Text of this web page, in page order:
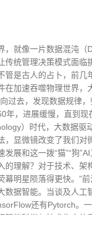
智能技术 21
智能 21
维度 22
图 26
术体系 31
构 31
技术 34
39
像一片数据混沌（
传统管理决策模式面
管是古人的占卜，前
在加速吞噬物理世界
过去，发现数据规律
年，进展缓慢，直到现
）时代，大数据驱动
，显微镜改变了我们
发展和这一拨“猫”“狗
的理解？对于技术、
幕明星陨落得更快。”
数据智能。当谈及人
还有Pytorch。
科学与技术生态体系